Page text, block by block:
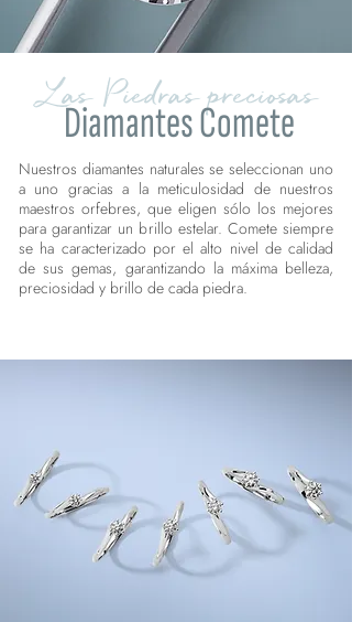
Las Piedras preciosas
Diamantes Comete
Nuestros diamantes naturales se seleccionan uno
a uno gracias a la meticulosidad de nuestros
maestros orfebres, que eligen sólo los mejores
para garantizar un brillo estelar. Comete siempre
se ha caracterizado por el alto nivel de calidad
de sus gemas, garantizando la máxima belleza,
preciosidad y brillo de cada piedra.